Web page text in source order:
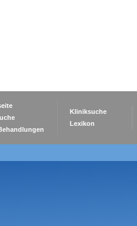
Kliniksuche
Lexikon